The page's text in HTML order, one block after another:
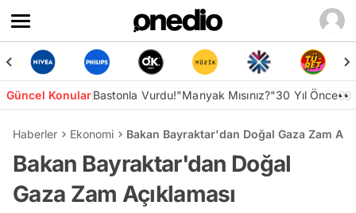
Güncel KonularBastonla Vurdu!"Manyak Mısınız?"30 Yıl Önce👀
Haberler Ekonomi Bakan Bayraktar'dan Doğal Gaza Zam
Bakan Bayraktar'dan Doğal
Gaza Zam Açıklaması